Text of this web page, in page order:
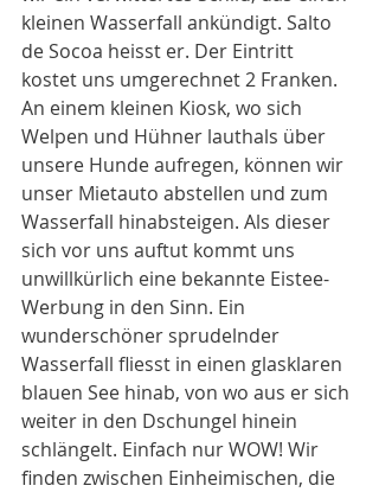
kleinen Wasserfall ankündigt. Salto
de Socoa heisst er. Der Eintritt
kostet uns umgerechnet 2 Franken.
An einem kleinen Kiosk, wo sich
Welpen und Hühner lauthals über
unsere Hunde aufregen, können wir
unser Mietauto abstellen und zum
Wasserfall hinabsteigen. Als dieser
sich vor uns auftut kommt uns
unwillkürlich eine bekannte Eistee-
Werbung in den Sinn. Ein
wunderschöner sprudelnder
Wasserfall fliesst in einen glasklaren
blauen See hinab, von wo aus er sich
weiter in den Dschungel hinein
schlängelt. Einfach nur WOW! Wir
finden zwischen Einheimischen, die